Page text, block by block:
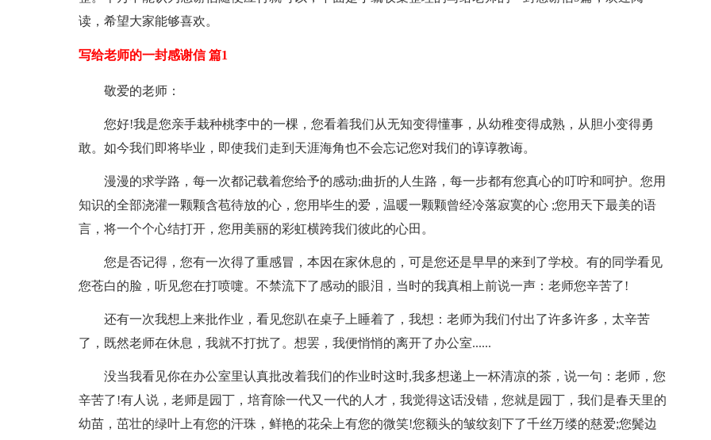
读，希望大家能够喜欢。
写给老师的一封感谢信 篇1
敬爱的老师：
您好!我是您亲手栽种桃李中的一棵，您看着我们从无知变得懂事，从幼稚变得成熟，从胆小变得勇
敢。如今我们即将毕业，即使我们走到天涯海角也不会忘记您对我们的谆谆教诲。
漫漫的求学路，每一次都记载着您给予的感动;曲折的人生路，每一步都有您真心的叮咛和呵护。您用
知识的全部浇灌一颗颗含苞待放的心，您用毕生的爱，温暖一颗颗曾经冷落寂寞的心 ;您用天下最美的语
言，将一个个心结打开，您用美丽的彩虹横跨我们彼此的心田。
您是否记得，您有一次得了重感冒，本因在家休息的，可是您还是早早的来到了学校。有的同学看见
您苍白的脸，听见您在打喷嚏。不禁流下了感动的眼泪，当时的我真相上前说一声：老师您辛苦了!
还有一次我想上来批作业，看见您趴在桌子上睡着了，我想：老师为我们付出了许多许多，太辛苦
了，既然老师在休息，我就不打扰了。想罢，我便悄悄的离开了办公室......
没当我看见你在办公室里认真批改着我们的作业时这时,我多想递上一杯清凉的茶，说一句：老师，您
辛苦了!有人说，老师是园丁，培育除一代又一代的人才，我觉得这话没错，您就是园丁，我们是春天里的
幼苗，茁壮的绿叶上有您的汗珠，鲜艳的花朵上有您的微笑!您额头的皱纹刻下了千丝万缕的慈爱;您鬓边